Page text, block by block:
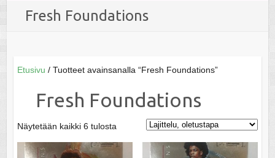
Fresh Foundations
Etusivu / Tuotteet avainsanalla “Fresh Foundations”
Fresh Foundations
Näytetään kaikki 6 tulosta